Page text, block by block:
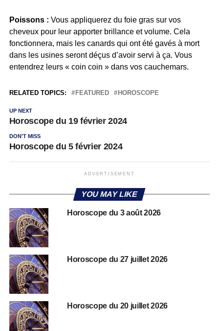
Poissons : Vous appliquerez du foie gras sur vos
cheveux pour leur apporter brillance et volume. Cela
fonctionnera, mais les canards qui ont été gavés à mort
dans les usines seront déçus d’avoir servi à ça. Vous
entendrez leurs « coin coin » dans vos cauchemars.
RELATED TOPICS: FEATURED HOROSCOPE
UP NEXT
Horoscope du 19 février 2024
DON'T MISS
Horoscope du 5 février 2024
ADVERTISEMENT
YOU MAY LIKE
Horoscope du 3 août 2026
Horoscope du 27 juillet 2026
Horoscope du 20 juillet 2026